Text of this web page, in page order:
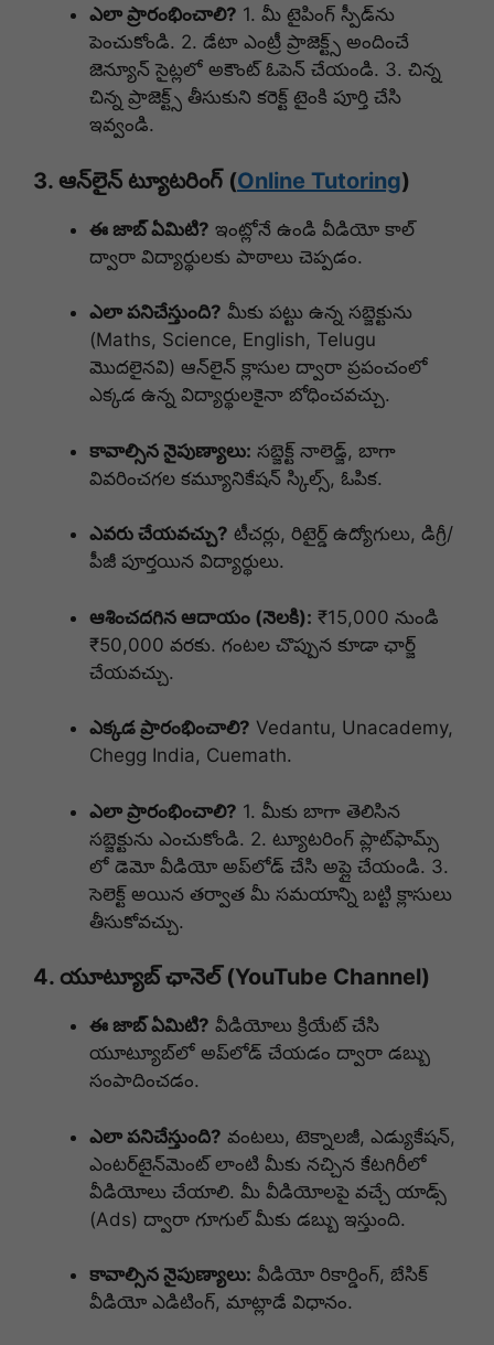
ఎలా ప్రారంభించాలి? 1. మీ టైపింగ్ స్పీడ్‌ను
పెంచుకోండి. 2. డేటా ఎంట్రీ ప్రాజెక్ట్స్ అందించే
జెన్యూన్ సైట్లలో అకౌంట్ ఓపెన్ చేయండి. 3. చిన్న
చిన్న ప్రాజెక్ట్స్ తీసుకుని కరెక్ట్ టైంకి పూర్తి చేసి
ఇవ్వండి.
3. ఆన్‌లైన్ ట్యూటరింగ్ (Online Tutoring)
ఈ జాబ్ ఏమిటి? ఇంట్లోనే ఉండి వీడియో కాల్
ద్వారా విద్యార్థులకు పాఠాలు చెప్పడం.
ఎలా పనిచేస్తుంది? మీకు పట్టు ఉన్న సబ్జెక్టును
(Maths, Science, English, Telugu
మొదలైనవి) ఆన్‌లైన్ క్లాసుల ద్వారా ప్రపంచంలో
ఎక్కడ ఉన్న విద్యార్థులకైనా బోధించవచ్చు.
కావాల్సిన నైపుణ్యాలు: సబ్జెక్ట్ నాలెడ్జ్, బాగా
వివరించగల కమ్యూనికేషన్ స్కిల్స్, ఓపిక.
ఎవరు చేయవచ్చు? టీచర్లు, రిటైర్డ్ ఉద్యోగులు, డిగ్రీ/
పీజీ పూర్తయిన విద్యార్థులు.
ఆశించదగిన ఆదాయం (నెలకి): ₹15,000 నుండి
₹50,000 వరకు. గంటల చొప్పున కూడా ఛార్జ్
చేయవచ్చు.
ఎక్కడ ప్రారంభించాలి? Vedantu, Unacademy,
Chegg India, Cuemath.
ఎలా ప్రారంభించాలి? 1. మీకు బాగా తెలిసిన
సబ్జెక్టును ఎంచుకోండి. 2. ట్యూటరింగ్ ప్లాట్‌ఫామ్స్
లో డెమో వీడియో అప్‌లోడ్ చేసి అప్లై చేయండి. 3.
సెలెక్ట్ అయిన తర్వాత మీ సమయాన్ని బట్టి క్లాసులు
తీసుకోవచ్చు.
4. యూట్యూబ్ ఛానెల్ (YouTube Channel)
ఈ జాబ్ ఏమిటి? వీడియోలు క్రియేట్ చేసి
యూట్యూబ్‌లో అప్‌లోడ్ చేయడం ద్వారా డబ్బు
సంపాదించడం.
ఎలా పనిచేస్తుంది? వంటలు, టెక్నాలజీ, ఎడ్యుకేషన్,
ఎంటర్‌టైన్‌మెంట్ లాంటి మీకు నచ్చిన కేటగిరీలో
వీడియోలు చేయాలి. మీ వీడియోలపై వచ్చే యాడ్స్
(Ads) ద్వారా గూగుల్ మీకు డబ్బు ఇస్తుంది.
కావాల్సిన నైపుణ్యాలు: వీడియో రికార్డింగ్, బేసిక్
వీడియో ఎడిటింగ్, మాట్లాడే విధానం.